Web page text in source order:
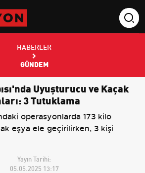
HABERLER
GÜNDEM
Uyuşturucu ve Kaçak
3 Tutuklama
operasyonlarda 173 kilo
eşya ele geçirilirken, 3 kişi
Yayın Tarihi:
05.05.2025 13:17